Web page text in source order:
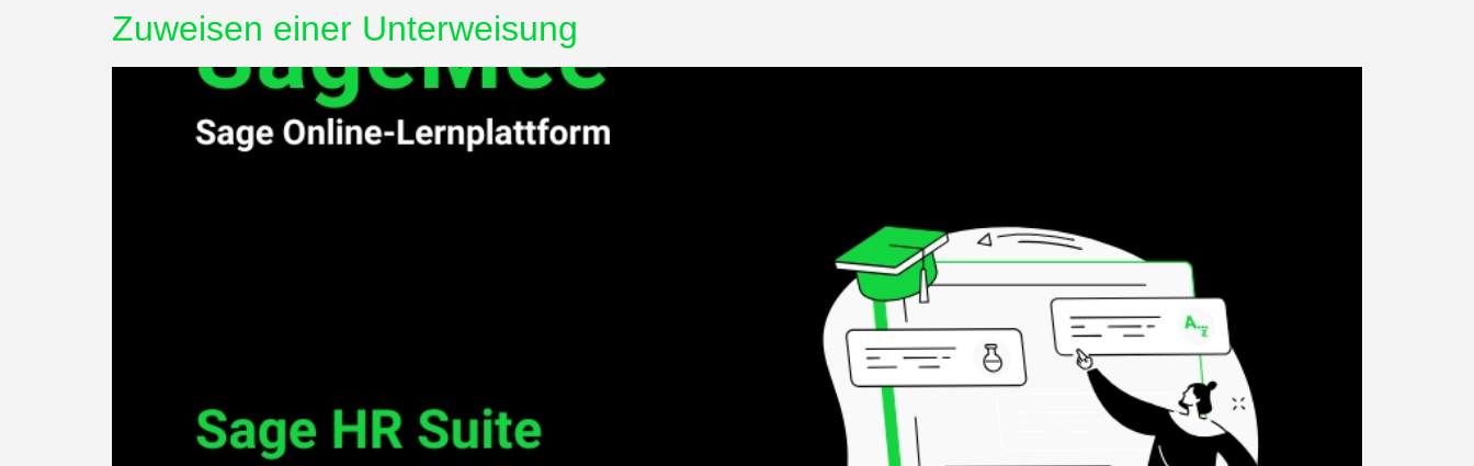
Zuweisen einer Unterweisung